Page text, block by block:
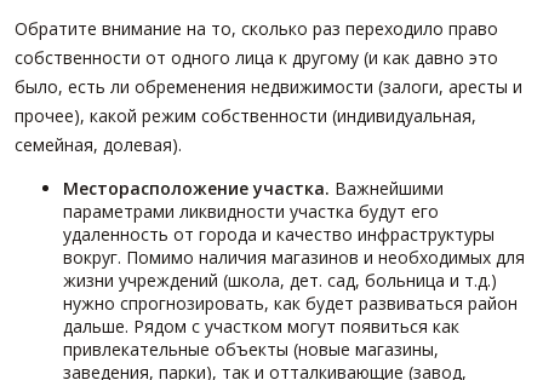
Обратите внимание на то, сколько раз переходило право
собственности от одного лица к другому (и как давно это
было, есть ли обременения недвижимости (залоги, аресты и
прочее), какой режим собственности (индивидуальная,
семейная, долевая).
Месторасположение участка. Важнейшими
параметрами ликвидности участка будут его
удаленность от города и качество инфраструктуры
вокруг. Помимо наличия магазинов и необходимых для
жизни учреждений (школа, дет. сад, больница и т.д.)
нужно спрогнозировать, как будет развиваться район
дальше. Рядом с участком могут появиться как
привлекательные объекты (новые магазины,
заведения, парки), так и отталкивающие (завод,